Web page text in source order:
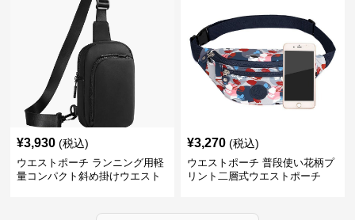
¥3,930 (税込)
ウエストポーチ ランニング用軽
量コンパクト斜め掛けウエスト
¥3,270 (税込)
ウエストポーチ 普段使い花柄プ
リント二層式ウエストポーチ